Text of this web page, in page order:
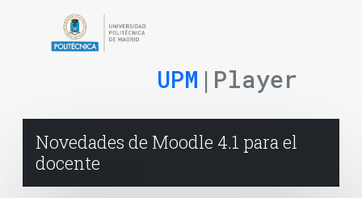
UPM |Player
Novedades de Moodle 4.1 para el
docente